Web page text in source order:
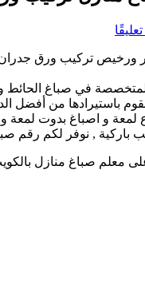
في
/
66405052
/
معلم
منازل
ورخيص تركيب ورق
في صباغ الحائط
باستيرادها من أفضل
لمعة و اصباغ بدوت لمعة
باركية , نوفر
معلم صباغ منازل